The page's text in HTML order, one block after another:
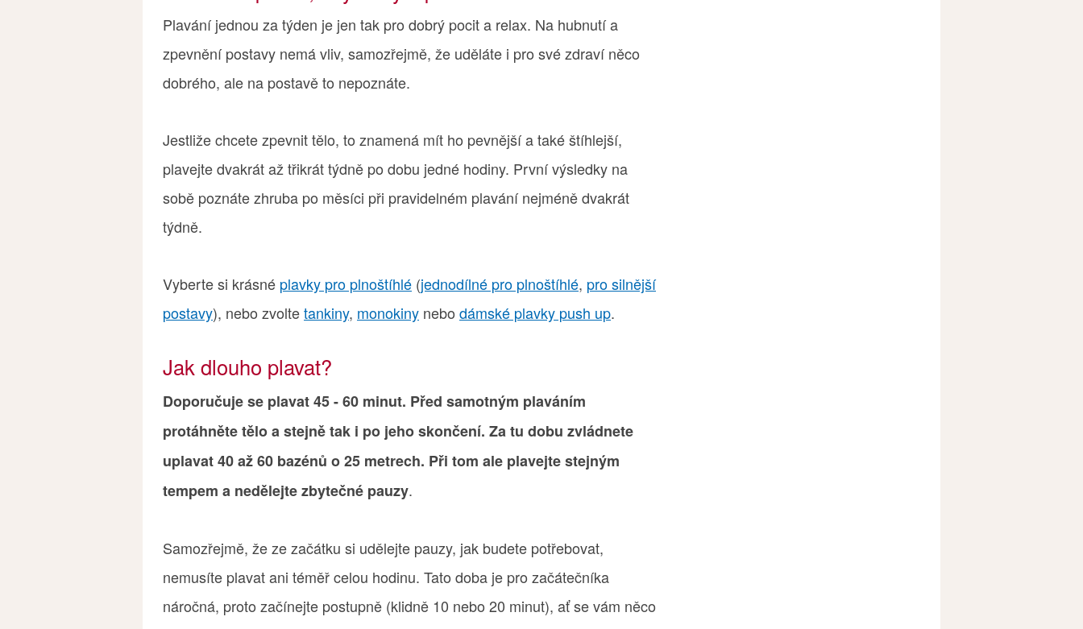
Plavání jednou za týden je jen tak pro dobrý pocit a relax. Na hubnutí a
zpevnění postavy nemá vliv, samozřejmě, že uděláte i pro své zdraví něco
dobrého, ale na postavě to nepoznáte.
Jestliže chcete zpevnit tělo, to znamená mít ho pevnější a také štíhlejší,
plavejte dvakrát až třikrát týdně po dobu jedné hodiny. První výsledky na
sobě poznáte zhruba po měsíci při pravidelném plavání nejméně dvakrát
týdně.
Vyberte si krásné plavky pro plnoštíhlé (jednodílné pro plnoštíhlé, pro silnější
postavy), nebo zvoltetankiny, monokiny nebo dámské plavky push up.
Jak dlouho plavat?
Doporučuje se plavat 45 - 60 minut. Před samotným plaváním
protáhněte tělo a stejně tak i po jeho skončení. Za tu dobu zvládnete
uplavat 40 až 60 bazénů o 25 metrech. Při tom ale plavejte stejným
tempem a nedělejte zbytečné pauzy.
Samozřejmě, že ze začátku si udělejte pauzy, jak budete potřebovat,
nemusíte plavat ani téměř celou hodinu. Tato doba je pro začátečníka
náročná, proto začínejte postupně (klidně 10 nebo 20 minut), ať se vám něco